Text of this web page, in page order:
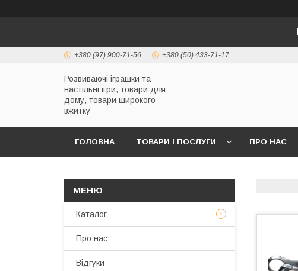
+380 (97) 900-71-56 +380 (50) 433-71-17
Розвиваючі іграшки та
настільні ігри, товари для
дому, товари широкого
вжитку
ГОЛОВНА ТОВАРИ І ПОСЛУГИ ПРО НАС
Каталог
Про нас
Відгуки